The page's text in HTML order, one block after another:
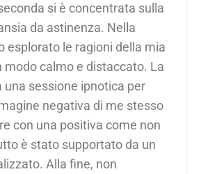
si è concentrata sulla
da astinenza. Nella
esplorato le ragioni della mia
modo calmo e distaccato. La
una sessione ipnotica per
negativa di me stesso
con una positiva come non
è stato supportato da un
Alla fine, non